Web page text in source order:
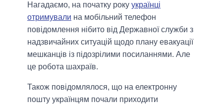
Нагадаємо, на початку року українці
отримували на мобільний телефон
повідомлення нібито від Державної служби з
надзвичайних ситуацій щодо плану евакуації
мешканців із підозрілими посиланнями. Але
це робота шахраїв.
Також повідомлялося, що на електронну
пошту українцям почали приходити